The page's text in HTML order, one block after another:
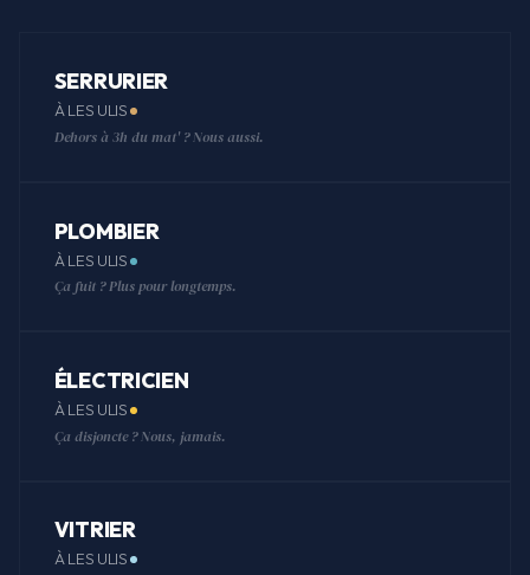
SERRURIER
À LES ULIS
Dehors à 3h du mat' ? Nous aussi.
PLOMBIER
À LES ULIS
Ça fuit ? Plus pour longtemps.
ÉLECTRICIEN
À LES ULIS
Ça disjoncte ? Nous, jamais.
VITRIER
À LES ULIS